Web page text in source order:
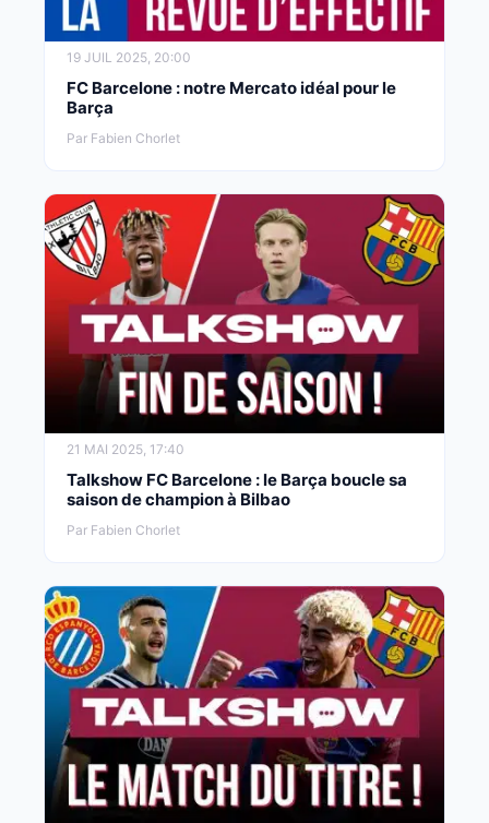
19 JUIL 2025, 20:00
FC Barcelone : notre Mercato idéal pour le
Barça
Par Fabien Chorlet
21 MAI 2025, 17:40
Talkshow FC Barcelone : le Barça boucle sa
saison de champion à Bilbao
Par Fabien Chorlet